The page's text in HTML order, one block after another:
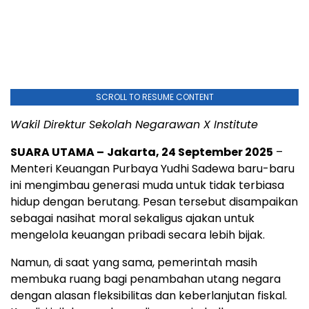
SCROLL TO RESUME CONTENT
Wakil Direktur Sekolah Negarawan X Institute
SUARA UTAMA – Jakarta, 24 September 2025 –
Menteri Keuangan Purbaya Yudhi Sadewa baru-baru
ini mengimbau generasi muda untuk tidak terbiasa
hidup dengan berutang. Pesan tersebut disampaikan
sebagai nasihat moral sekaligus ajakan untuk
mengelola keuangan pribadi secara lebih bijak.
Namun, di saat yang sama, pemerintah masih
membuka ruang bagi penambahan utang negara
dengan alasan fleksibilitas dan keberlanjutan fiskal.